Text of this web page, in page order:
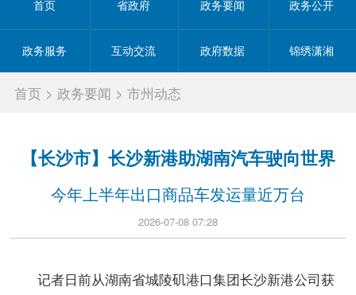
首页 省政府 政务要闻 政务公开
政务服务 互动交流 政府数据 锦绣潇湘
首页 >政务要闻 >市州动态
【长沙市】长沙新港助湖南汽车驶向世界
今年上半年出口商品车发运量近万台
2026-07-08 07:28
记者日前从湖南省城陵矶港口集团长沙新港公司获